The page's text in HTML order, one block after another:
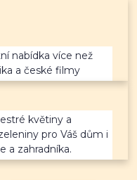
nabídka více než
a české filmy
květiny a
pro Váš dům i
a zahradníka.